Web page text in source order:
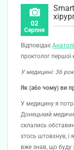
02
Серпня
Відповідає
проктолог першої
У медицині: 36
Як (або чому) ви
У медицину я
Донецький
склались
хтось штовхнув, і
вже знав, що буду